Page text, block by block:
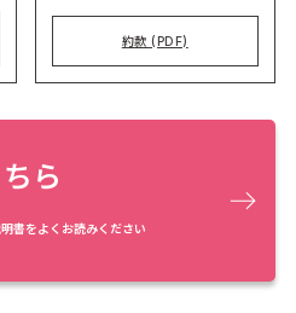
約款 (PDF)
ら
書をよくお読みください